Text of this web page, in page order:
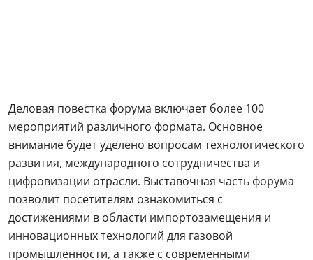
Деловая повестка форума включает более 100
мероприятий различного формата. Основное
внимание будет уделено вопросам технологического
развития, международного сотрудничества и
цифровизации отрасли. Выставочная часть форума
позволит посетителям ознакомиться с
достижениями в области импортозамещения и
инновационных технологий для газовой
промышленности, а также с современными